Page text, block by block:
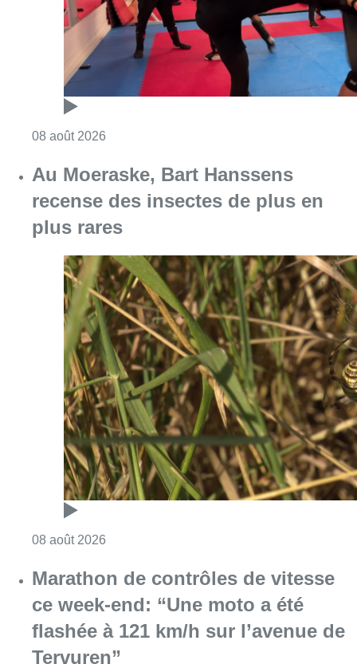
plus rares
08 août 2026Consulter l'article "Au Moeraske, Bart
Marathon de contrôles de vitesse
ce week-end: “Une moto a été
flashée à 121 km/h sur l’avenue de
Tervuren”